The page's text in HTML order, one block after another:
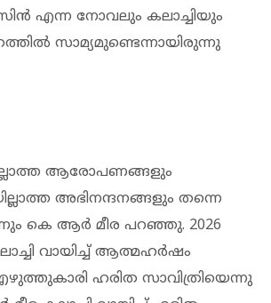
എന്ന നോവലും കലാച്ചിയും
സാമ്യമുണ്ടെന്നായിരുന്നു
ആരോപണങ്ങളും
അഭിനന്ദനങ്ങളും തന്നെ
കെ ആർ മീര പറഞ്ഞു. 2026
വായിച്ച് ആത്മഹര്‍ഷം
ഹരിത സാവിത്രിയെന്നു